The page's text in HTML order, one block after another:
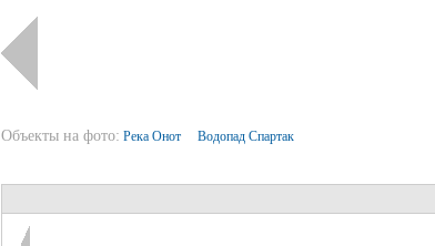
Объекты на фото: Река Онот Водопад Спартак